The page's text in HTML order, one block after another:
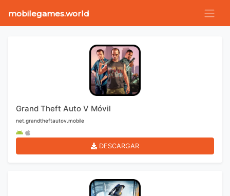
mobilegames.world
Grand Theft Auto V Móvil
net.grandtheftautov.mobile
DESCARGAR